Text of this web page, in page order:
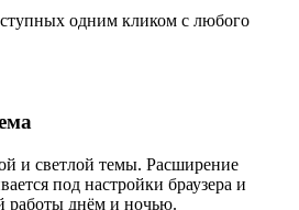
одним кликом с любого
и светлой темы. Расширение
под настройки браузера и
работы днём и ночью.